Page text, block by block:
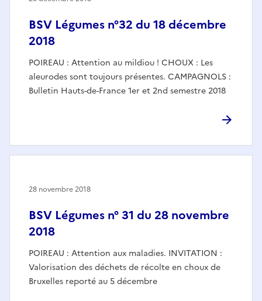
BSV Légumes n°32 du 18 décembre
2018
POIREAU : Attention au mildiou ! CHOUX : Les
aleurodes sont toujours présentes. CAMPAGNOLS :
Bulletin Hauts-de-France 1er et 2nd semestre 2018
BSV Légumes n° 31 du 28 novembre
2018
POIREAU : Attention aux maladies. INVITATION :
Valorisation des déchets de récolte en choux de
Bruxelles reporté au 5 décembre
28 novembre 2018